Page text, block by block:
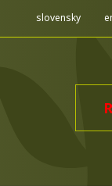
slovensky